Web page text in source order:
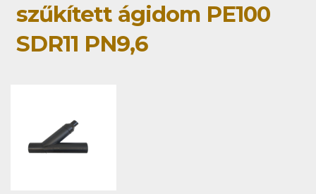
szűkített ágidom PE100
SDR11 PN9,6